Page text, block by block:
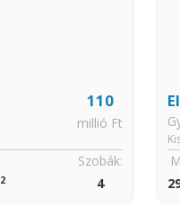
110
millió Ft
Szobák:
4
2